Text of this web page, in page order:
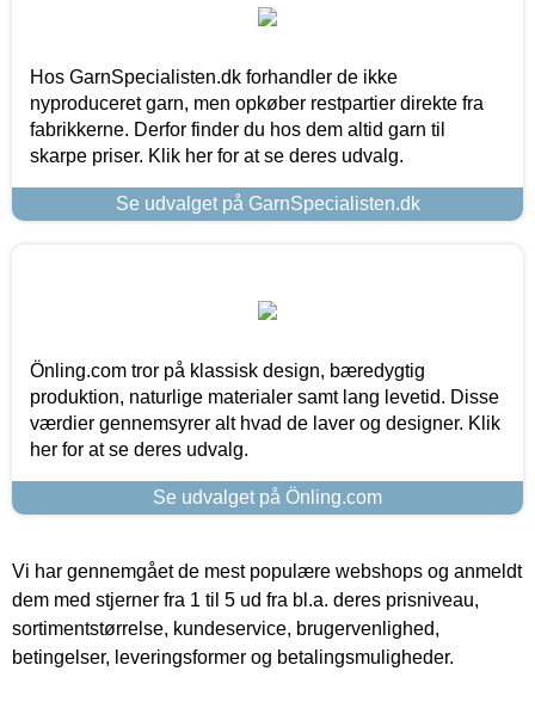
Hos GarnSpecialisten.dk forhandler de ikke
nyproduceret garn, men opkøber restpartier direkte fra
fabrikkerne. Derfor finder du hos dem altid garn til
skarpe priser. Klik her for at se deres udvalg.
Se udvalget på GarnSpecialisten.dk
Önling.com tror på klassisk design, bæredygtig
produktion, naturlige materialer samt lang levetid. Disse
værdier gennemsyrer alt hvad de laver og designer. Klik
her for at se deres udvalg.
Se udvalget på Önling.com
Vi har gennemgået de mest populære webshops og anmeldt
dem med stjerner fra 1 til 5 ud fra bl.a. deres prisniveau,
sortimentstørrelse, kundeservice, brugervenlighed,
betingelser, leveringsformer og betalingsmuligheder.